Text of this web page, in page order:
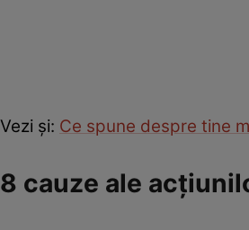
Vezi şi: Ce spune despre tine
8 cauze ale